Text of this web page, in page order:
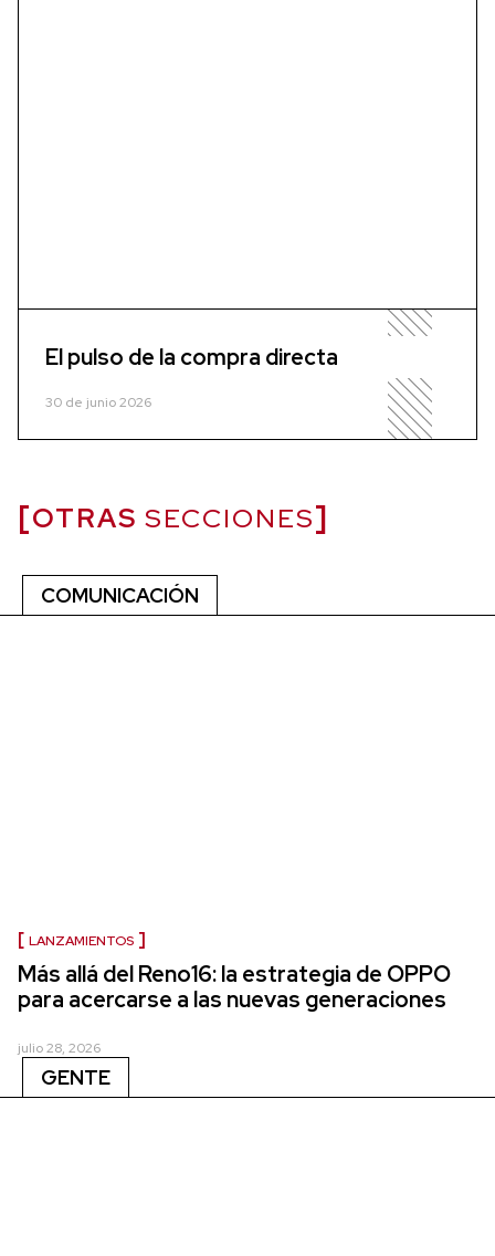
El pulso de la compra directa
30 de junio 2026
OTRAS SECCIONES
COMUNICACIÓN
LANZAMIENTOS
Más allá del Reno16: la estrategia de OPPO
para acercarse a las nuevas generaciones
julio 28, 2026
GENTE